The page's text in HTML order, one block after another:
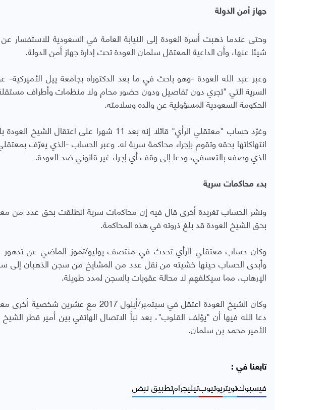
جهاز أمن الدولة
وحتى عندما ذهبت أسرة العودة إلى النيابة العامة في السعودية للاستفسار عن
شيئا عنها، وأن الداعية المعتقل سلمان العودة تحت إدارة جهاز أمن الدولة.
وعبر عبد الله العودة -وهو باحث في ما بعد الدكتوراه بجامعة ييل
السرية التي "تجري دون تفاصيل ودون حضور محام ولا منظمات وأطراف
الحكومة السعودية المسؤولية عن والده وسلامته.
وغرّد حساب "معتقلي الرأي" قائلا إنه بعد 11
انتهاكاتها بحقه وتقوم بإجراء محاكمة سرية له. وعبر الحساب -الذي يعرّف
الذي وصفه بالتعسفي، ودعا إلى وقف أي إجراء غير قانوني ضد العودة.
بدء محاكمات سرية
بحق الشيخ العودة قد بلغ ذروته في هذه المحاكمة.
وكان حساب معتقلي الرأي تحدث في منتصف يوليو/تموز الماضي عن تدهور
وأبدى الحساب حينها خشيته من نقل عدد من المشايخ من سجن الذهبان إلى
الإرهاب، مما سيكلفهم لا محالة عقوبات بالسجن لمدد طويلة.
وكان الشيخ العودة اعتقل في سبتمبر/أيلول
دعا الله فيها أن "يؤلف القلوب"، بعد نبأ الاتصال الهاتفي بين أمير قطر
الأمير محمد بن سلمان.
تابعنا في :
فيسبوكتويتريوتيوبتيليجرامتطبيق نبض